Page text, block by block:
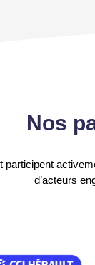
Nos
participent
d’acteurs